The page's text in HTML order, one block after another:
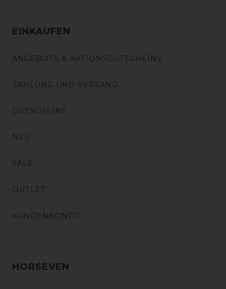
EINKAUFEN
ANGEBOTE & AKTIONSGUTSCHEINE
ZAHLUNG UND VERSAND
GUTSCHEINE
NEU
SALE
OUTLET
KUNDENKONTO
HORSEVEN